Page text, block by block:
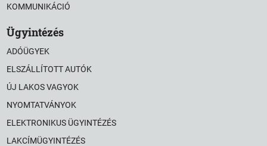
KOMMUNIKÁCIÓ
Ügyintézés
ADÓÜGYEK
ELSZÁLLÍTOTT AUTÓK
ÚJ LAKOS VAGYOK
NYOMTATVÁNYOK
ELEKTRONIKUS ÜGYINTÉZÉS
LAKCÍMÜGYINTÉZÉS